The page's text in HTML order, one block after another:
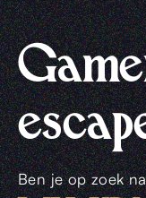
Uit
&
Thuis
Cadeaus
& Shop
Ben je op zoek